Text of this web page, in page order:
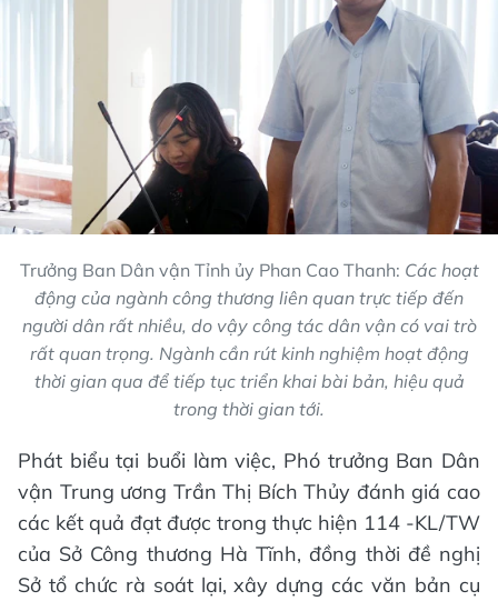
Trưởng Ban Dân vận Tỉnh ủy Phan Cao Thanh: Các hoạt
động của ngành công thương liên quan trực tiếp đến
người dân rất nhiều, do vậy công tác dân vận có vai trò
rất quan trọng. Ngành cần rút kinh nghiệm hoạt động
thời gian qua để tiếp tục triển khai bài bản, hiệu quả
trong thời gian tới.
Phát biểu tại buổi làm việc, Phó trưởng Ban Dân
vận Trung ương Trần Thị Bích Thủy đánh giá cao
các kết quả đạt được trong thực hiện 114 -KL/TW
của Sở Công thương Hà Tĩnh, đồng thời đề nghị
Sở tổ chức rà soát lại, xây dựng các văn bản cụ